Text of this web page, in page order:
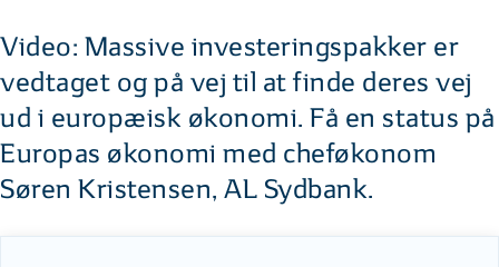
Video: Massive investeringspakker er
vedtaget og på vej til at finde deres vej
ud i europæisk økonomi. Få en status på
Europas økonomi med cheføkonom
Søren Kristensen, AL Sydbank.